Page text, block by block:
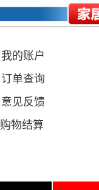
我的账户
订单查询
意见反馈
购物结算